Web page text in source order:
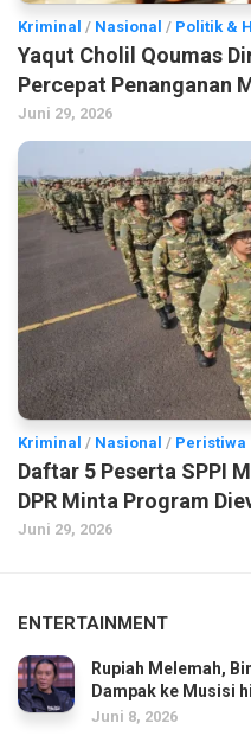
Kriminal / Nasional / Politik &
Yaqut Cholil Qoumas
Percepat Penanganan
Juni 29, 2026
Kriminal / Nasional / Peristiwa
Daftar 5 Peserta SPPI
DPR Minta Program
Juni 29, 2026
ENTERTAINMENT
Rupiah Melemah,
Dampak ke Musisi
Juni 8, 2026